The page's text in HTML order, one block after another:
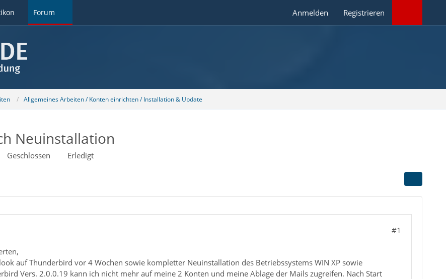
Forum Anmelden Registrieren
Allgemeines Arbeiten / Konten einrichten / Installation & Update
Neuinstallation
Geschlossen Erledigt
#1
auf Thunderbird vor 4 Wochen sowie kompletter Neuinstallation des Betriebssystems WIN XP sowie
Vers. 2.0.0.19 kann ich nicht mehr auf meine 2 Konten und meine Ablage der Mails zugreifen. Nach Start